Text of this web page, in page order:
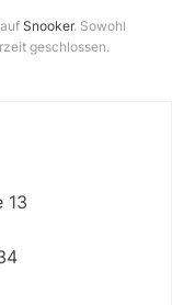
auf Snooker. Sowohl
geschlossen.
13